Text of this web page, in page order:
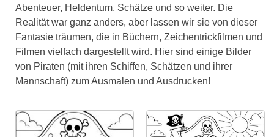
Abenteuer, Heldentum, Schätze und so weiter. Die
Realität war ganz anders, aber lassen wir sie von dieser
Fantasie träumen, die in Büchern, Zeichentrickfilmen und
Filmen vielfach dargestellt wird. Hier sind einige Bilder
von Piraten (mit ihren Schiffen, Schätzen und ihrer
Mannschaft) zum Ausmalen und Ausdrucken!